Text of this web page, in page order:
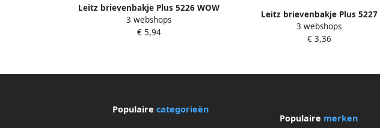
Leitz brievenbakje Plus 5226 WOW
groen
3 webshops
€ 5,94
Leitz brievenbakje Plus 5227
Standaard rood
3 webshops
€ 3,36
Populaire categorieën
Populaire merken